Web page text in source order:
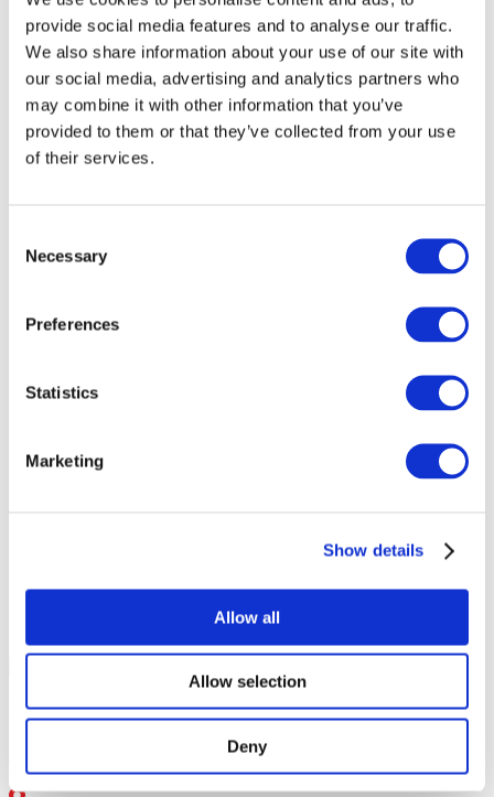
provide social media features and to analyse our traffic.
We also share information about your use of our site with
our social media, advertising and analytics partners who
may combine it with other information that you’ve
provided to them or that they’ve collected from your use
of their services.
Selection
Necessary
Preferences
Statistics
Marketing
Show details
Allow all
Allow selection
Deny
США
Вроцлав
Познань
Цюрих
Афиша - Польша (2026)
10.09.26
10 сентября 2026 группа СКАЙ в
Варшаве в VooDoo Club. 25 лет на сцене.
Концерты